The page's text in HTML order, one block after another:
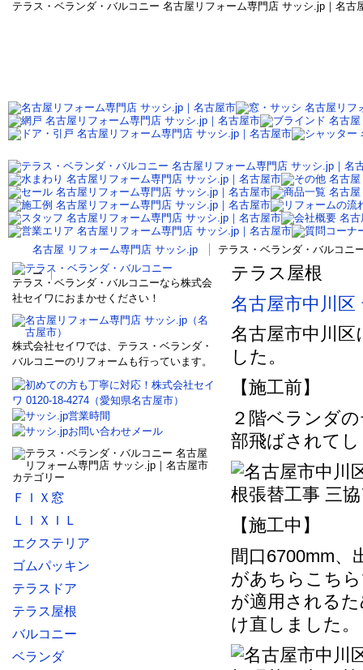
テラス・ベランダ・バルコニー 名古屋リフォーム専門店 サッシ.jp｜名古
名古屋 リフォーム専門店 サッシ.jp
テラス・ベランダ・バルコニ
ー
テラス屋根
名古屋市中川
名古屋市中川
した。
【施工前】
２階ベランダ
部飛ばされて
【施工中】
間口6700mm
があちらこち
が適用される
け直しました。
テラス・ベランダ・バルコニーなら株式会
社セイワにおまかせください！
株式会社セイワでは、テラス・ベランダ・
バルコニーのリフォームも行っています。
ＦＩＸ窓
ＬＩＸＩＬ
エクステリア
ゴムパッキン
テラスドア
テラス屋根
バルコニー
ベランダ